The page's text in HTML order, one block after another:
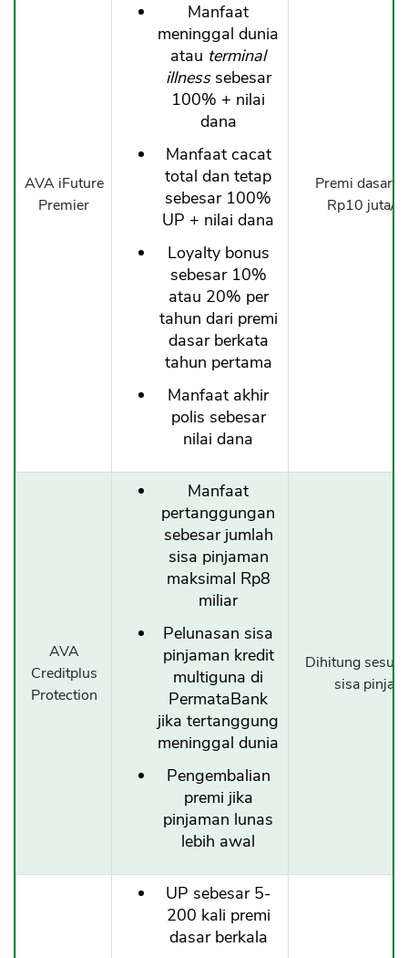
AVA iFuture
Premier
Manfaat
meninggal dunia
atau terminal
illness sebesar
100% + nilai
dana
Manfaat cacat
total dan tetap
sebesar 100%
UP + nilai dana
Loyalty bonus
sebesar 10%
atau 20% per
tahun dari premi
dasar berkata
tahun pertama
Manfaat akhir
polis sebesar
nilai dana
Premi dasar
Rp10 juta/
AVA
Creditplus
Protection
Manfaat
pertanggungan
sebesar jumlah
sisa pinjaman
maksimal Rp8
miliar
Pelunasan sisa
pinjaman kredit
multiguna di
PermataBank
jika tertanggung
meninggal dunia
Pengembalian
premi jika
pinjaman lunas
lebih awal
Dihitung
sisa
UP sebesar 5-
200 kali premi
dasar berkala